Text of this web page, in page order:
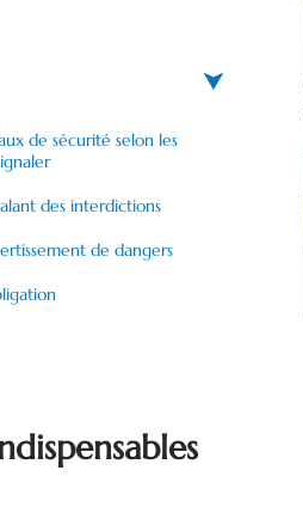
de sécurité selon les
des interdictions
de dangers